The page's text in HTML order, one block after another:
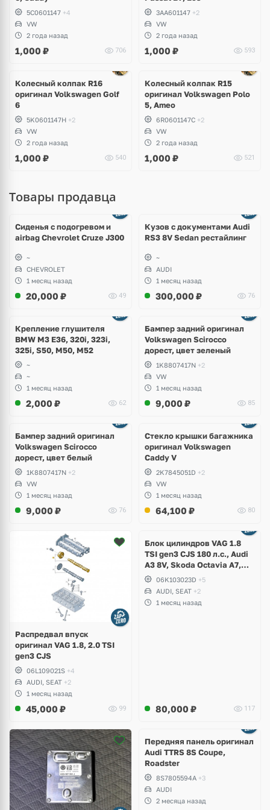
5C0601147 +4
VW
2 года назад
1,000 ₽ 706
3AA601147 +2
VW
2 года назад
1,000 ₽ 593
Колесный колпак R16
оригинал Volkswagen Golf
6
5K0601147H +2
VW
2 года назад
1,000 ₽ 540
Колесный колпак R15
оригинал Volkswagen Polo
5, Ameo
6R0601147C +2
VW
2 года назад
1,000 ₽ 521
Товары продавца
Сиденья с подогревом и
airbag Chevrolet Cruze J300
~
CHEVROLET
1 месяц назад
20,000 ₽ 49
Кузов с документами Audi
RS3 8V Sedan рестайлинг
~
AUDI
1 месяц назад
300,000 ₽ 76
Крепление глушителя
BMW M3 E36, 320i, 323i,
325i, S50, M50, M52
~
~
1 месяц назад
2,000 ₽ 62
Бампер задний оригинал
Volkswagen Scirocco
дорест, цвет зеленый
1K8807417N +2
VW
1 месяц назад
9,000 ₽ 85
Бампер задний оригинал
Volkswagen Scirocco
дорест, цвет белый
1K8807417N +2
VW
1 месяц назад
9,000 ₽ 76
Стекло крышки багажника
оригинал Volkswagen
Caddy V
2K7845051D +2
VW
1 месяц назад
64,100 ₽ 80
Распредвал впуск
оригинал VAG 1.8, 2.0 TSI
gen3 CJS
06L109021S +4
AUDI, SEAT +2
1 месяц назад
45,000 ₽ 99
2 фото
Блок цилиндров VAG 1.8
TSI gen3 CJS 180 л.с., Audi
A3 8V, Skoda Octavia A7,
Superb, Volkswagen Passat
B8, Golf VII Alltrack, Seat
Leon
06K103023D +5
AUDI, SEAT +2
1 месяц назад
80,000 ₽ 117
2 фото
Передняя панель оригинал
Audi TTRS 8S Coupe,
Roadster
8S7805594A +3
AUDI
2 месяца назад